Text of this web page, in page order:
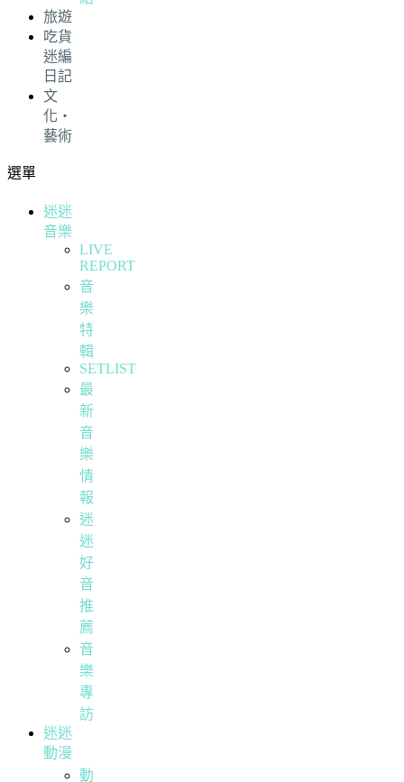
旅遊
吃貨
迷編
日記
文
化・
藝術
選單
迷迷
音樂
LIVE
REPORT
音
樂
特
輯
SETLIST
最
新
音
樂
情
報
迷
迷
好
音
推
薦
音
樂
專
訪
迷迷
動漫
動